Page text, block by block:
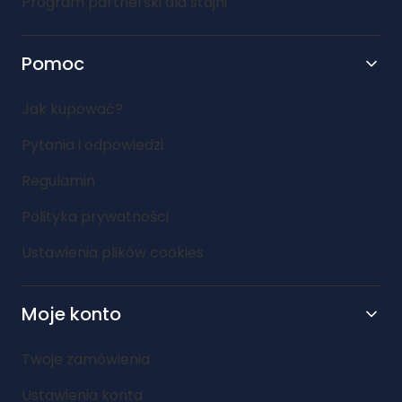
Pomoc
Jak kupować?
Pytania i odpowiedzi
Regulamin
Polityka prywatności
Ustawienia plików cookies
Moje konto
Twoje zamówienia
Ustawienia konta